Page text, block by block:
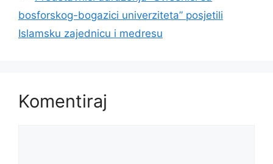
bosforskog-bogazici univerziteta” posjetili
Islamsku zajednicu i medresu
Komentiraj